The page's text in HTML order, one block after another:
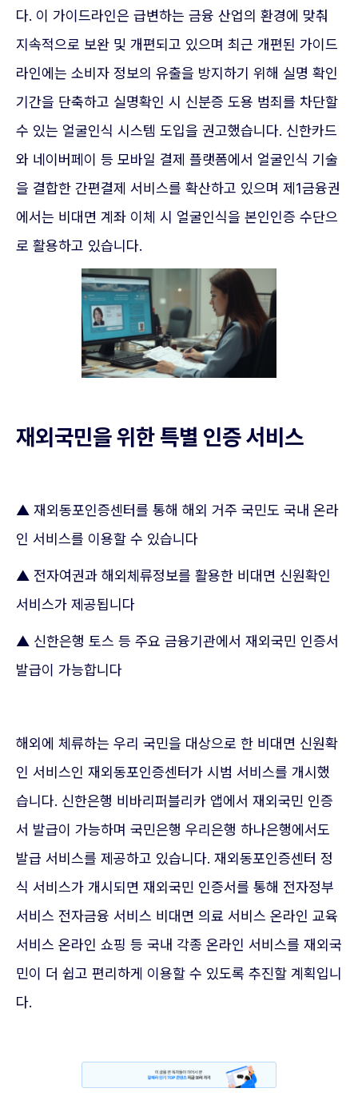
다. 이 가이드라인은 급변하는 금융 산업의 환경에 맞춰
지속적으로 보완 및 개편되고 있으며 최근 개편된 가이드
라인에는 소비자 정보의 유출을 방지하기 위해 실명 확인
기간을 단축하고 실명확인 시 신분증 도용 범죄를 차단할
수 있는 얼굴인식 시스템 도입을 권고했습니다. 신한카드
와 네이버페이 등 모바일 결제 플랫폼에서 얼굴인식 기술
을 결합한 간편결제 서비스를 확산하고 있으며 제1금융권
에서는 비대면 계좌 이체 시 얼굴인식을 본인인증 수단으
로 활용하고 있습니다.
재외국민을 위한 특별 인증 서비스
▲ 재외동포인증센터를 통해 해외 거주 국민도 국내 온라
인 서비스를 이용할 수 있습니다
▲ 전자여권과 해외체류정보를 활용한 비대면 신원확인
서비스가 제공됩니다
▲ 신한은행 토스 등 주요 금융기관에서 재외국민 인증서
발급이 가능합니다
해외에 체류하는 우리 국민을 대상으로 한 비대면 신원확
인 서비스인 재외동포인증센터가 시범 서비스를 개시했
습니다. 신한은행 비바리퍼블리카 앱에서 재외국민 인증
서 발급이 가능하며 국민은행 우리은행 하나은행에서도
발급 서비스를 제공하고 있습니다. 재외동포인증센터 정
식 서비스가 개시되면 재외국민 인증서를 통해 전자정부
서비스 전자금융 서비스 비대면 의료 서비스 온라인 교육
서비스 온라인 쇼핑 등 국내 각종 온라인 서비스를 재외국
민이 더 쉽고 편리하게 이용할 수 있도록 추진할 계획입니
다.